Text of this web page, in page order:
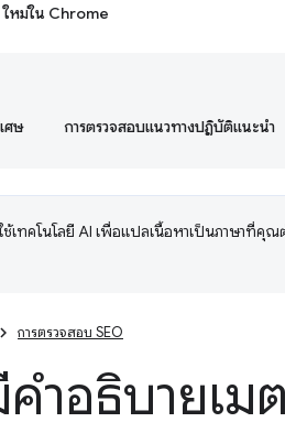
ใหม่ใน Chrome
ศษ การตรวจสอบแนวทางปฏิบัติแนะนำ
เทคโนโลยี AI เพื่อแปลเนื้อหาเป็นภาษาที่คุณ
การตรวจสอบ SEO
ำอธิบายเม